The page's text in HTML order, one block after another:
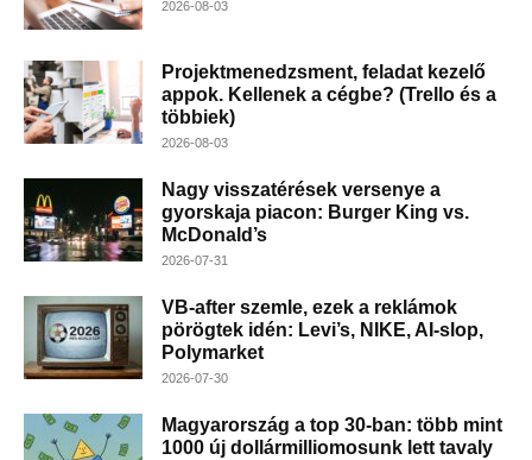
2026-08-03
Projektmenedzsment, feladat kezelő
appok. Kellenek a cégbe? (Trello és a
többiek)
2026-08-03
Nagy visszatérések versenye a
gyorskaja piacon: Burger King vs.
McDonald’s
2026-07-31
VB-after szemle, ezek a reklámok
pörögtek idén: Levi’s, NIKE, AI-slop,
Polymarket
2026-07-30
Magyarország a top 30-ban: több mint
1000 új dollármilliomosunk lett tavaly